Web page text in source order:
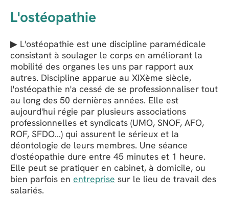
L'ostéopathie
▶ L'ostéopathie est une discipline paramédicale
consistant à soulager le corps en améliorant la
mobilité des organes les uns par rapport aux
autres. Discipline apparue au XIXème siècle,
l'ostéopathie n'a cessé de se professionnaliser tout
au long des 50 dernières années. Elle est
aujourd'hui régie par plusieurs associations
professionnelles et syndicats (UMO, SNOF, AFO,
ROF, SFDO...) qui assurent le sérieux et la
déontologie de leurs membres. Une séance
d'ostéopathie dure entre 45 minutes et 1 heure.
Elle peut se pratiquer en cabinet, à domicile, ou
bien parfois en entreprise sur le lieu de travail des
salariés.